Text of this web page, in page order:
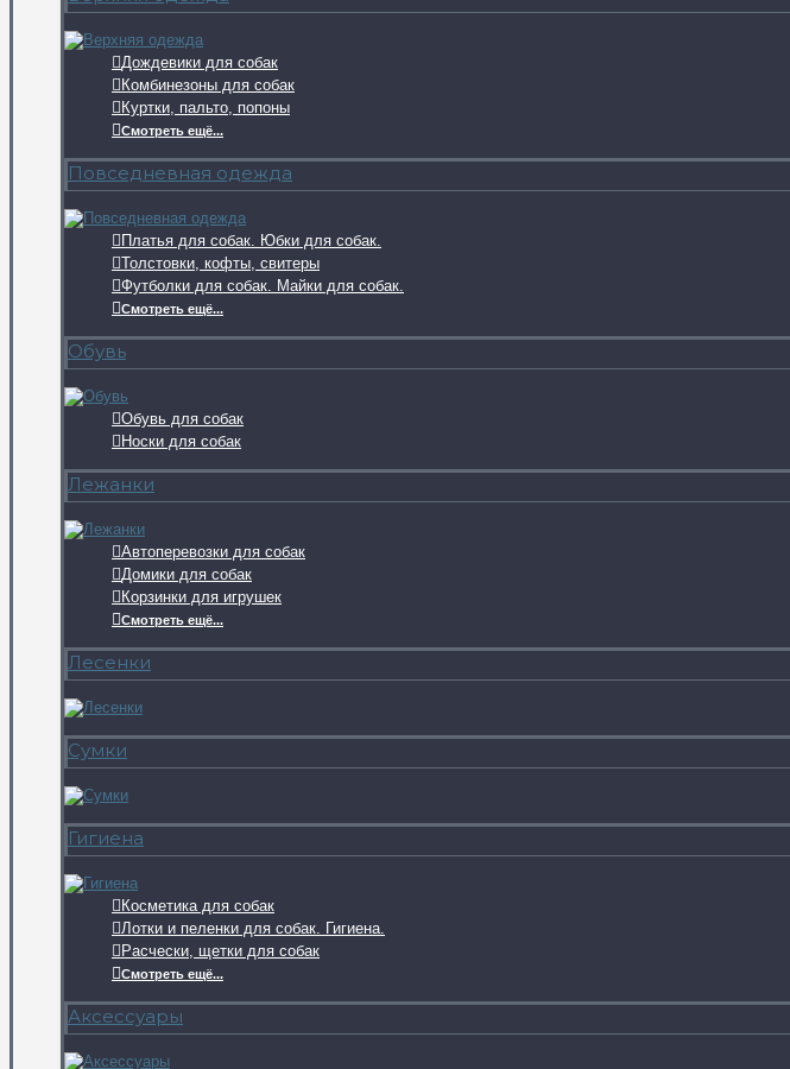
Дождевики для собак
Комбинезоны для собак
Куртки, пальто, попоны
Смотреть ещё...
Повседневная одежда
Платья для собак. Юбки для собак.
Толстовки, кофты, свитеры
Футболки для собак. Майки для собак.
Смотреть ещё...
Обувь
Обувь для собак
Носки для собак
Лежанки
Автоперевозки для собак
Домики для собак
Корзинки для игрушек
Смотреть ещё...
Лесенки
Сумки
Гигиена
Косметика для собак
Лотки и пеленки для собак. Гигиена.
Расчески, щетки для собак
Смотреть ещё...
Аксессуары